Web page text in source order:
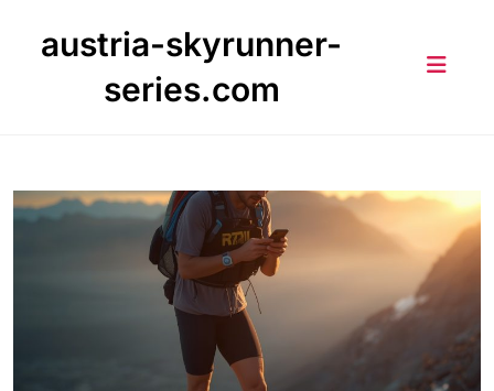
austria-skyrunner-
series.com